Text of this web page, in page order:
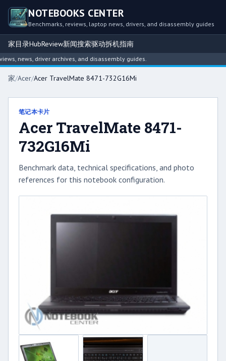
NOTEBOOKS CENTER
Benchmarks, reviews, laptop news, drivers, and disassembly guides
家目录HubReview新闻搜索驱动拆机指南
news, driver archives, and disassembly guides.
家/Acer/Acer TravelMate 8471-732G16Mi
笔记本卡片
Acer TravelMate 8471-
732G16Mi
Benchmark data, technical specifications, and photo
references for this notebook configuration.